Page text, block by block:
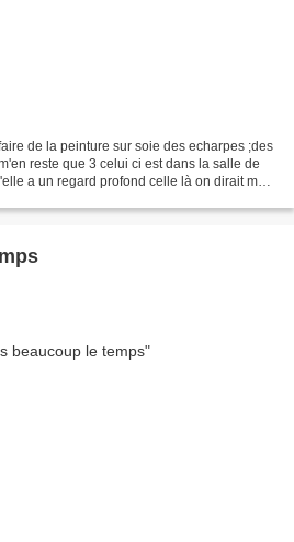
de la peinture sur soie des echarpes ;des
reste que 3 celui ci est dans la salle de
a un regard profond celle là on dirait moi